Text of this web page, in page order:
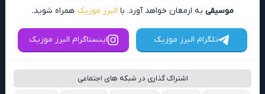
موسیقی به ارمغان خواهد آورد. با البرز موزیک همراه شوید.
تلگرام البرز موزیک اینستاگرام البرز موزیک
اشتراک گذاری در شبکه های اجتماعی